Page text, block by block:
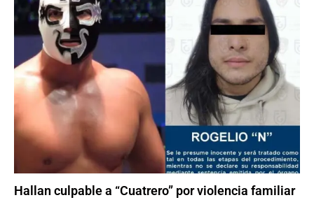
Hallan culpable a “Cuatrero” por violencia familiar